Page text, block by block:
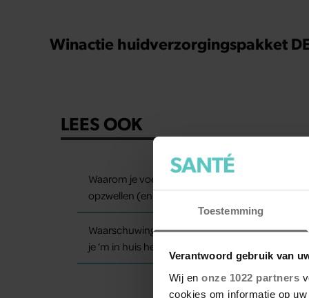
Toestemming
Verantwoord gebruik van
Wij en onze 1022 partners
cookies om informatie op
Winactie huidverzorgingspakket
LEES OOK
Waarom je voeten op warme dagen
opzwellen (en wat je eraan kunt doen)
Waarschuwing: eet deze notenpasta niet als
je ‘m in huis hebt